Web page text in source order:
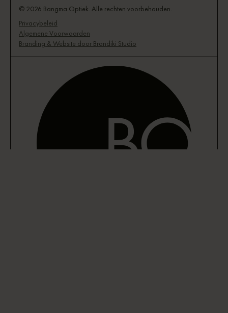
© 2026 Bangma Optiek. Alle rechten voorbehouden.
Privacybeleid
Algemene Voorwaarden
Branding & Website door Brandiki Studio